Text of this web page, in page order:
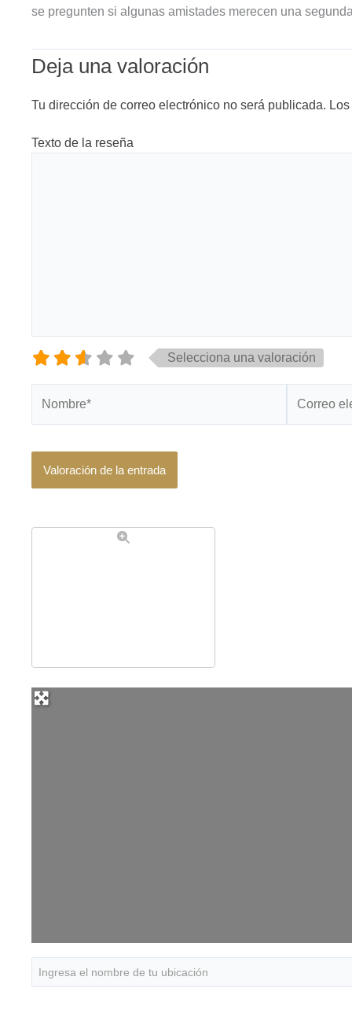
se pregunten si algunas amistades merecen una
Deja una valoración
Tu dirección de correo electrónico no será publicada.
Texto de la reseña
Selecciona una valoración
electrónico*